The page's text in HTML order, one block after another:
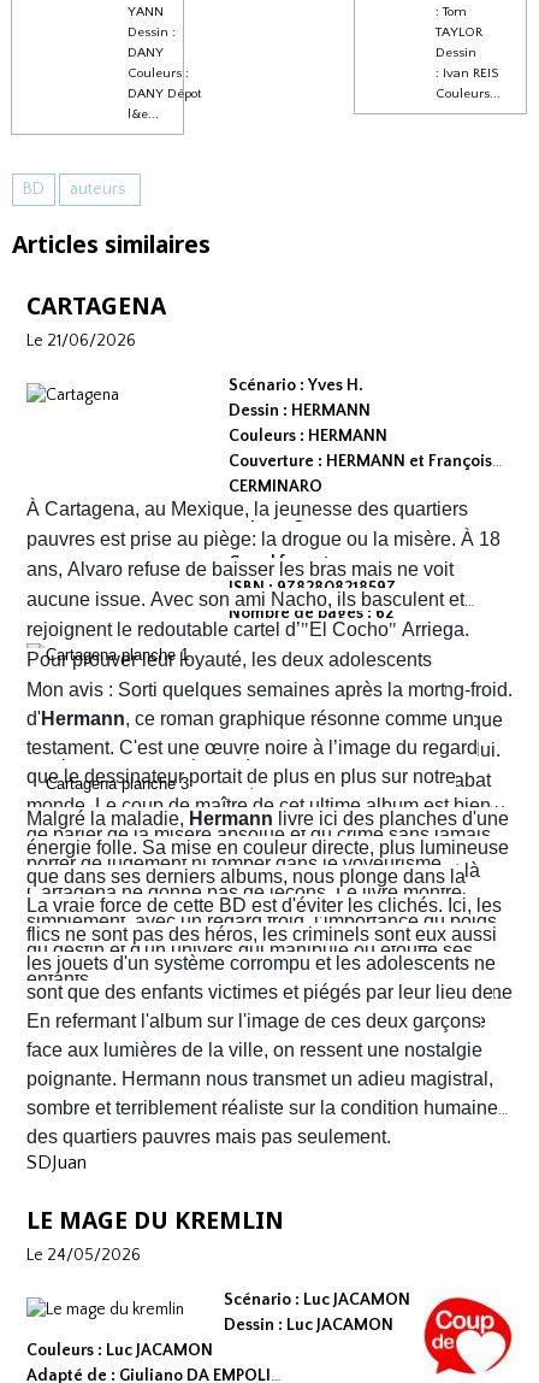
YANN
Dessin :
DANY
Couleurs :
DANY Dépot
l&e...
: Tom
TAYLOR
Dessin
: Ivan REIS
Couleurs...
BD auteurs.
Articles similaires
CARTAGENA
Le 21/06/2026
Scénario : Yves H.
Dessin : HERMANN
Couleurs : HERMANN
Couverture : HERMANN et François
CERMINARO
Dépot légal : avril 2026
Editeur :
Grand format
ISBN : 9782808218597
Nombre de pages : 62
À Cartagena, au Mexique, la jeunesse des quartiers
pauvres est prise au piège: la drogue ou la misère. À 18
ans, Alvaro refuse de baisser les bras mais ne voit
aucune issue. Avec son ami Nacho, ils basculent et
rejoignent le redoutable cartel d’"El Cocho" Arriega.
Pour prouver leur loyauté, les deux adolescents
reçoivent l'ordre d'exécuter des prisonniers de sang-froid.
Alvaro hésite, tremble mais en proie à une peur panique
finit par obéir. Cela provoque aussitôt un déclic chez lui.
Dans un sursaut de survie, il retourne son arme et abat
l’un des chefs du gang local qui n’est autre que le neveu
d’Arriega. Devenus des hommes à abattre, Alvaro et
Nacho s'enfuient vers la frontière américaine. C’est là
qu’ils vont croiser, Félix Garzon, un flic quadragénaire
fatigué qui les regarde courir…
Mon avis : Sorti quelques semaines après la mort
d'Hermann, ce roman graphique résonne comme un
testament. C'est une œuvre noire à l’image du regard
que le dessinateur portait de plus en plus sur notre
monde. Le coup de maître de cet ultime album est bien
de parler de la misère absolue et du crime sans jamais
porter de jugement ni tomber dans le voyeurisme.
Cartagena ne donne pas de leçons. Le livre montre
simplement, avec un regard froid, l’importance du poids
du destin et d'un univers qui manipule ou étouffe ses
enfants.
Malgré la maladie, Hermann livre ici des planches d'une
énergie folle. Sa mise en couleur directe, plus lumineuse
que dans ses derniers albums, nous plonge dans la
poussière et la sueur comme lui seul savait les
transmettre. On y retrouve ses fameux visages fatigués
aux mâchoires carrées portant en eux toute la détresse
ou la noirceur du monde. Le scénario d' Yves H. est d'une
fluidité exemplaire. On est emporté dans une aventure
mêlant road trip étouffant, récit existentiel et course
contre la montre où chaque case souligne l'urgence de
survivre.
La vraie force de cette BD est d'éviter les clichés. Ici, les
flics ne sont pas des héros, les criminels sont eux aussi
les jouets d'un système corrompu et les adolescents ne
sont que des enfants victimes et piégés par leur lieu de
naissance.
En refermant l'album sur l'image de ces deux garçons
face aux lumières de la ville, on ressent une nostalgie
poignante. Hermann nous transmet un adieu magistral,
sombre et terriblement réaliste sur la condition humaine
des quartiers pauvres mais pas seulement.
SDJuan
LE MAGE DU KREMLIN
Le 24/05/2026
Scénario : Luc JACAMON
Dessin : Luc JACAMON
Couleurs : Luc JACAMON
Adapté de : Giuliano DA EMPOLI